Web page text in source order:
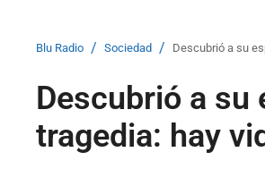
Blu Radio / Sociedad / Descubrió a su
Descubrió a su
tragedia: hay